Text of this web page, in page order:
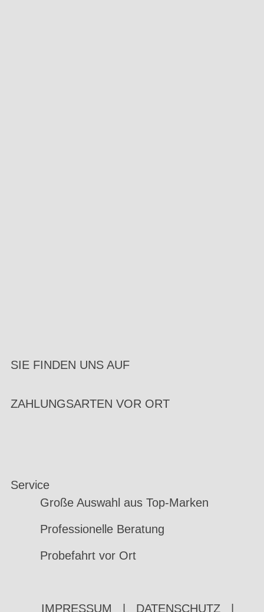
SIE FINDEN UNS AUF
ZAHLUNGSARTEN VOR ORT
Service
Große Auswahl aus Top-Marken
Professionelle Beratung
Probefahrt vor Ort
IMPRESSUM DATENSCHUTZ